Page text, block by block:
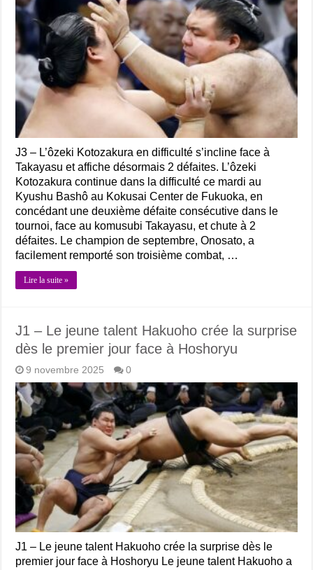
J3 – L’ôzeki Kotozakura en difficulté s’incline face à
Takayasu et affiche désormais 2 défaites. L’ôzeki
Kotozakura continue dans la difficulté ce mardi au
Kyushu Bashô au Kokusai Center de Fukuoka, en
concédant une deuxième défaite consécutive dans le
tournoi, face au komusubi Takayasu, et chute à 2
défaites. Le champion de septembre, Onosato, a
facilement remporté son troisième combat, …
Lire la suite »
J1 – Le jeune talent Hakuoho crée la surprise
dès le premier jour face à Hoshoryu
9 novembre 2025 0
J1 – Le jeune talent Hakuoho crée la surprise dès le
premier jour face à Hoshoryu Le jeune talent Hakuoho a